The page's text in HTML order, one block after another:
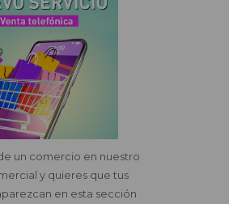
un comercio en nuestro
y quieres que tus
en esta sección